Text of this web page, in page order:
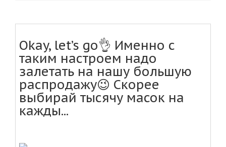
Okay, let’s go👌 Именно с
таким настроем надо
залетать на нашу большую
распродажу😉 Скорее
выбирай тысячу масок на
кажды...